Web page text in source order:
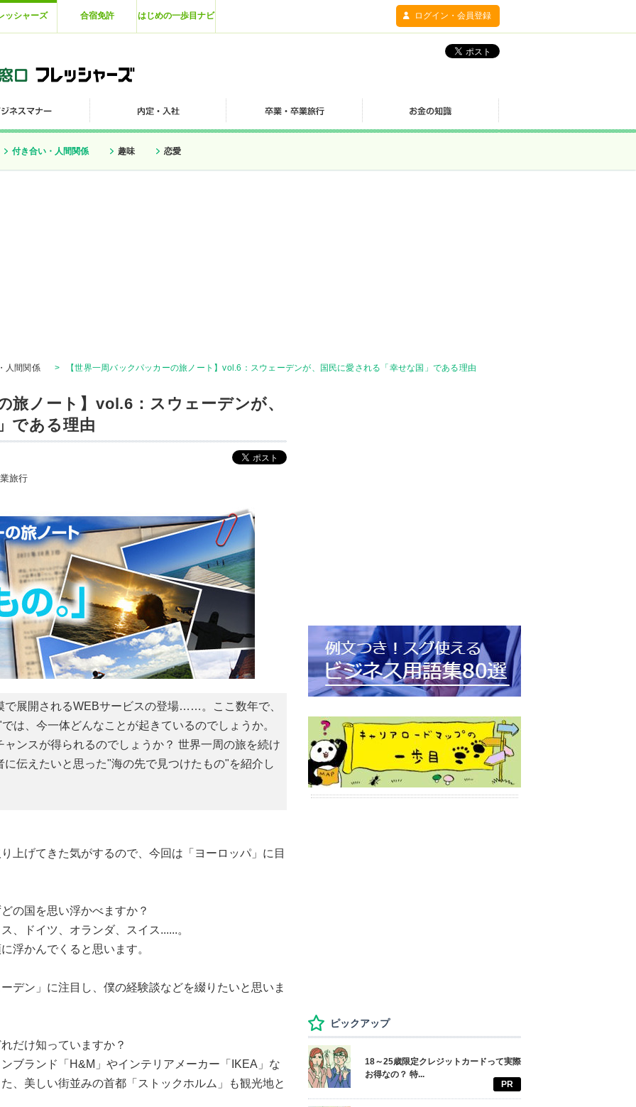
ッシャーズ 合宿免許 はじめの一歩目ナビ ログイン・会員登録
付き合い・人間関係 趣味 恋愛
人間関係 > 【世界一周バックパッカーの旅ノート】vol.6：スウェーデンが、国民に愛される「幸せな国」である理由
旅ノート】vol.6：スウェーデンが、
である理由
旅行
で展開されるWEBサービスの登場……。ここ数年で、
は、今一体どんなことが起きているのでしょうか。
ンスが得られるのでしょうか？ 世界一周の旅を続け
伝えたいと思った"海の先で見つけたもの"を紹介し
上げてきた気がするので、今回は「ヨーロッパ」に目
の国を思い浮かべますか？
、ドイツ、オランダ、スイス......。
浮かんでくると思います。
デン」に注目し、僕の経験談などを綴りたいと思いま
だけ知っていますか？
ブランド「H&M」やインテリアメーカー「IKEA」な
、美しい街並みの首都「ストックホルム」も観光地と
ピックアップ
18～25歳限定クレジットカードって実際
お得なの？ 特...
PR